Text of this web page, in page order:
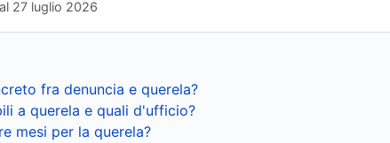
27 luglio 2026
fra denuncia e querela?
a querela e quali d'ufficio?
mesi per la querela?